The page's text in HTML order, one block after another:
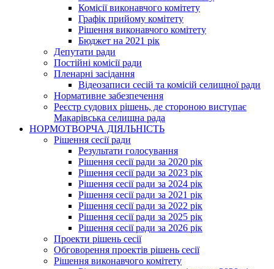
Комісії виконавчого комітету
Графік прийому комітету
Рішення виконавчого комітету
Бюджет на 2021 рік
Депутати ради
Постійні комісії ради
Пленарні засідання
Відеозаписи сесій та комісій селищної ради
Нормативне забезпечення
Реєстр судових рішень, де стороною виступає
Макарівська селищна рада
НОРМОТВОРЧА ДІЯЛЬНІСТЬ
Рішення сесії ради
Результати голосування
Рішення сесії ради за 2020 рік
Рішення сесії ради за 2023 рік
Рішення сесії ради за 2024 рік
Рішення сесії ради за 2021 рік
Рішення сесії ради за 2022 рік
Рішення сесії ради за 2025 рік
Рішення сесії ради за 2026 рік
Проекти рішень сесії
Обговорення проектів рішень сесії
Рішення виконавчого комітету